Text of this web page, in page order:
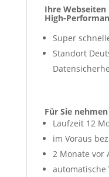
Ihre
High-
Super
Standort
Für Sie
Laufzeit 12
im Voraus
2 Monate vor
automatische